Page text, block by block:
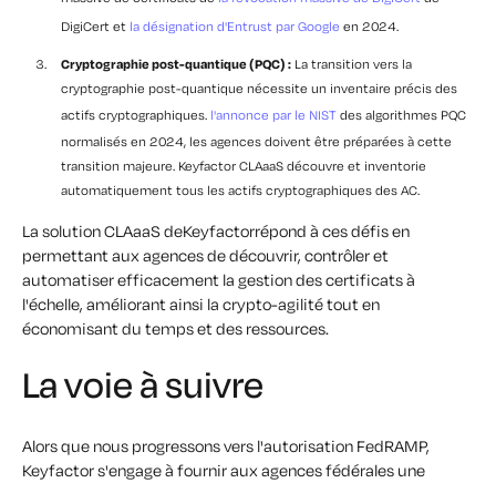
DigiCert et la désignation d'Entrust par Google en 2024.
Cryptographie post-quantique (PQC) : La transition vers la
cryptographie post-quantique nécessite un inventaire précis des
actifs cryptographiques. l'annonce par le NIST des algorithmes PQC
normalisés en 2024, les agences doivent être préparées à cette
transition majeure. Keyfactor CLAaaS découvre et inventorie
automatiquement tous les actifs cryptographiques des AC.
La solution CLAaaS deKeyfactorrépond à ces défis en
permettant aux agences de découvrir, contrôler et
automatiser efficacement la gestion des certificats à
l'échelle, améliorant ainsi la crypto-agilité tout en
économisant du temps et des ressources.
La voie à suivre
Alors que nous progressons vers l'autorisation FedRAMP,
Keyfactor s'engage à fournir aux agences fédérales une